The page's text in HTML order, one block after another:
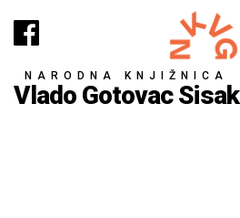
NARODNA KNJIŽNICA
Vlado Gotovac Sisak